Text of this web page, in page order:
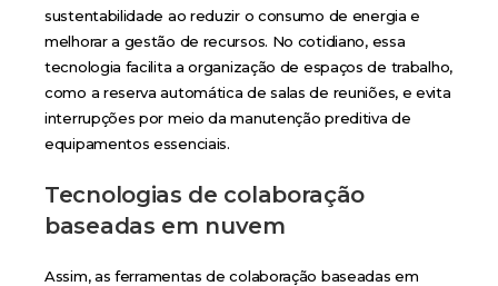
sustentabilidade ao reduzir o consumo de energia e
melhorar a gestão de recursos. No cotidiano, essa
tecnologia facilita a organização de espaços de trabalho,
como a reserva automática de salas de reuniões, e evita
interrupções por meio da manutenção preditiva de
equipamentos essenciais.
Tecnologias de colaboração
baseadas em nuvem
Assim, as ferramentas de colaboração baseadas em